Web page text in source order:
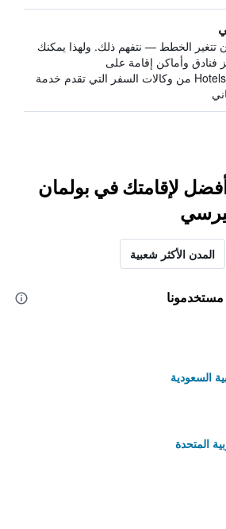
تتغير الخطط — نتفهم ذلك. ولهذا يمكنك
فنادق وأماكن إقامة على
HotelsCombined من وكالات السفر التي تقدم خدمة
أفضل لإقامتك في بولمان
المدن الأكثر شعبية
مستخدمونا
السعودية
المتحدة